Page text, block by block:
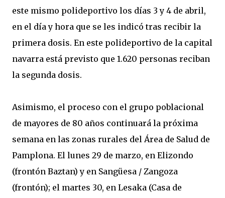
este mismo polideportivo los días 3 y 4 de abril,
en el día y hora que se les indicó tras recibir la
primera dosis. En este polideportivo de la capital
navarra está previsto que 1.620 personas reciban
la segunda dosis.
Asimismo, el proceso con el grupo poblacional
de mayores de 80 años continuará la próxima
semana en las zonas rurales del Área de Salud de
Pamplona. El lunes 29 de marzo, en Elizondo
(frontón Baztan) y en Sangüesa / Zangoza
(frontón); el martes 30, en Lesaka (Casa de